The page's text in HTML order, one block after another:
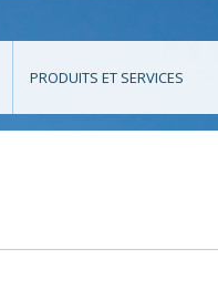
PRODUITS ET SERVICES